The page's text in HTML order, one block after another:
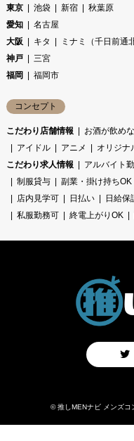
東京
池袋 新宿
秋葉原
愛知
名古屋
大阪
キタ ミナミ（千日前通
神戸
三宮
福岡
福岡市
コンセプト
こだわり店舗情報 お酒が飲め
アイドル
アニメ オリジナ
こだわり求人情報
アルバイト
制服貸与
副業・掛け持ちOK
店内見学可
日払い 日給保
私服勤務可
終電上がりOK
Facebook Instagram
©推しMENナビ メンズコ